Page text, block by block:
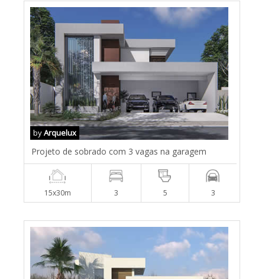
byArquelux
Projeto de sobrado com 3 vagas na garagem
15x30m 3 5 3